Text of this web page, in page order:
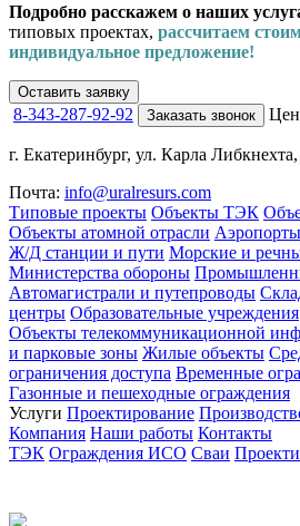
Подробно расскажем о наших
типовых проектах, рассчитаем
индивидуальное предложение!
Оставить заявку
8-343-287-92-92 Заказать звонок
г. Екатеринбург, ул. Карла
Почта: info@uralresurs.com
Типовые проекты Объекты ТЭК
Объекты атомной отрасли
Ж/Д станции и пути Морские и
Министерства обороны
Автомагистрали и путепроводы
центры Образовательные учреждения
Объекты телекоммуникационной
и парковые зоны Жилые объекты
ограничения доступа Временные
Газонные и пешеходные ограждения
Услуги Проектирование
Компания Наши работы Контакты
ТЭК Ограждения ИСО Сваи